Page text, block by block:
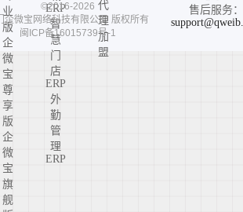
业
版
企
微
宝
尊
享
版
企
微
宝
旗
舰
ERP
智
慧
门
店
ERP
外
勤
管
理
ERP
代
理
加
盟
售后服务：
©2016-2026
企微宝网络科技有限公司 版权所有
闽ICP备16015739号-1